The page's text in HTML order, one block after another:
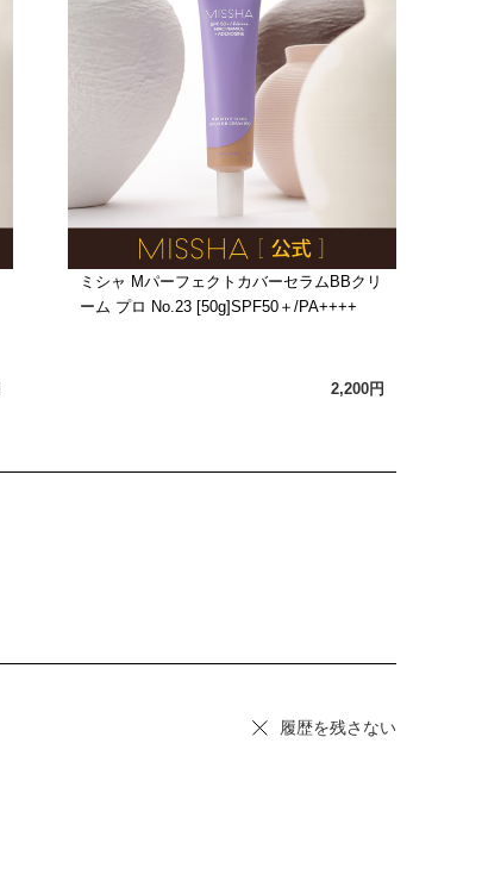
ミシャ MパーフェクトカバーセラムBBクリ
ーム プロ No.23 [50g]SPF50＋/PA++++
2,200円
履歴を残さない